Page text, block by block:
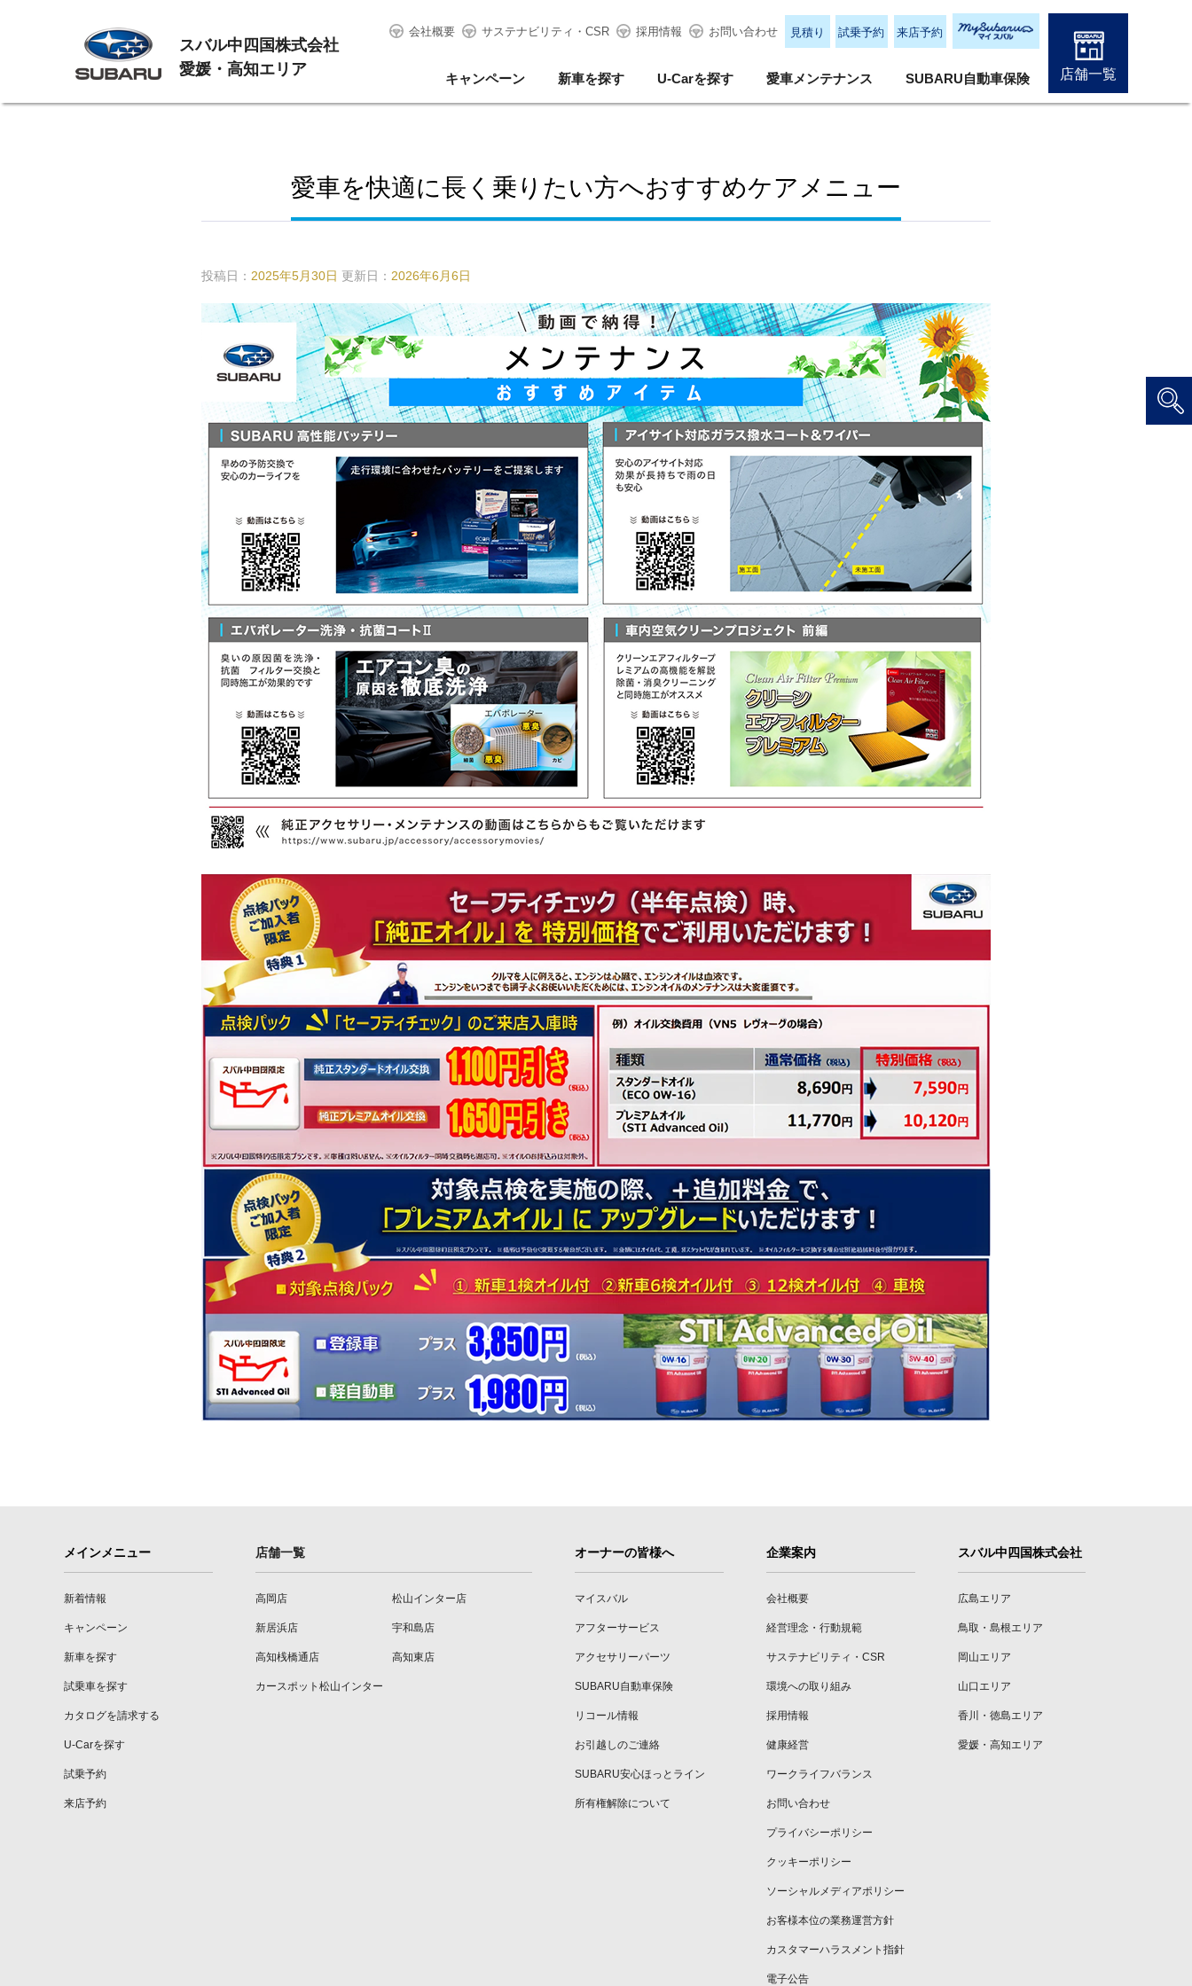
スバル中四国株式会社
愛媛・高知エリア
会社概要 サステナビリティ・CSR 採用情報 お問い合わせ 見積り 試乗予約 来店予約
キャンペーン 新車を探す U-Carを探す 愛車メンテナンス SUBARU自動車保険 店舗一覧
愛車を快適に長く乗りたい方へおすすめケアメニュー
投稿日： 2025年5月30日 更新日： 2026年6月6日
メインメニュー
新着情報
キャンペーン
新車を探す
試乗車を探す
カタログを請求する
U-Carを探す
試乗予約
来店予約
店舗一覧
高岡店 松山インター店
新居浜店 宇和島店
高知桟橋通店 高知東店
カースポット松山インター
オーナーの皆様へ
マイスバル
アフターサービス
アクセサリーパーツ
SUBARU自動車保険
リコール情報
お引越しのご連絡
SUBARU安心ほっとライン
所有権解除について
企業案内
会社概要
経営理念・行動規範
サステナビリティ・CSR
環境への取り組み
採用情報
健康経営
ワークライフバランス
お問い合わせ
プライバシーポリシー
クッキーポリシー
ソーシャルメディアポリシー
お客様本位の業務運営方針
カスタマーハラスメント指針
電子公告
スバル中四国株式会社
広島エリア
鳥取・島根エリア
岡山エリア
山口エリア
香川・徳島エリア
愛媛・高知エリア